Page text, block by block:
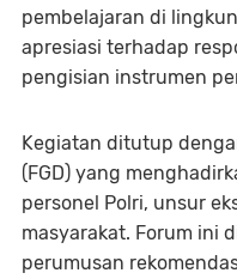
pembelajaran di
apresiasi terhadap
pengisian instrumen
Kegiatan ditutup
(FGD) yang
personel Polri, unsur
masyarakat. Forum ini
perumusan